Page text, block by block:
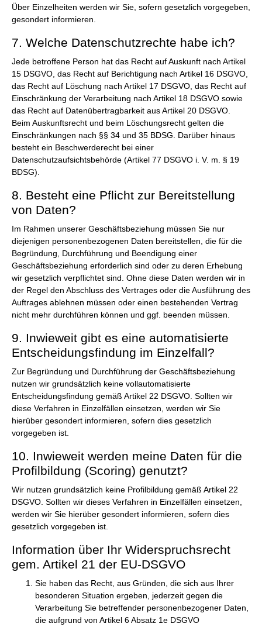
Über Einzelheiten werden wir Sie, sofern gesetzlich vorgegeben,
gesondert informieren.
7. Welche Datenschutzrechte habe ich?
Jede betroffene Person hat das Recht auf Auskunft nach Artikel
15 DSGVO, das Recht auf Berichtigung nach Artikel 16 DSGVO,
das Recht auf Löschung nach Artikel 17 DSGVO, das Recht auf
Einschränkung der Verarbeitung nach Artikel 18 DSGVO sowie
das Recht auf Datenübertragbarkeit aus Artikel 20 DSGVO.
Beim Auskunftsrecht und beim Löschungsrecht gelten die
Einschränkungen nach §§ 34 und 35 BDSG. Darüber hinaus
besteht ein Beschwerderecht bei einer
Datenschutzaufsichtsbehörde (Artikel 77 DSGVO i. V. m. § 19
BDSG).
8. Besteht eine Pflicht zur Bereitstellung
von Daten?
Im Rahmen unserer Geschäftsbeziehung müssen Sie nur
diejenigen personenbezogenen Daten bereitstellen, die für die
Begründung, Durchführung und Beendigung einer
Geschäftsbeziehung erforderlich sind oder zu deren Erhebung
wir gesetzlich verpflichtet sind. Ohne diese Daten werden wir in
der Regel den Abschluss des Vertrages oder die Ausführung des
Auftrages ablehnen müssen oder einen bestehenden Vertrag
nicht mehr durchführen können und ggf. beenden müssen.
9. Inwieweit gibt es eine automatisierte
Entscheidungsfindung im Einzelfall?
Zur Begründung und Durchführung der Geschäftsbeziehung
nutzen wir grundsätzlich keine vollautomatisierte
Entscheidungsfindung gemäß Artikel 22 DSGVO. Sollten wir
diese Verfahren in Einzelfällen einsetzen, werden wir Sie
hierüber gesondert informieren, sofern dies gesetzlich
vorgegeben ist.
10. Inwieweit werden meine Daten für die
Profilbildung (Scoring) genutzt?
Wir nutzen grundsätzlich keine Profilbildung gemäß Artikel 22
DSGVO. Sollten wir dieses Verfahren in Einzelfällen einsetzen,
werden wir Sie hierüber gesondert informieren, sofern dies
gesetzlich vorgegeben ist.
Information über Ihr Widerspruchsrecht
gem. Artikel 21 der EU-DSGVO
Sie haben das Recht, aus Gründen, die sich aus Ihrer
besonderen Situation ergeben, jederzeit gegen die
Verarbeitung Sie betreffender personenbezogener Daten,
die aufgrund von Artikel 6 Absatz 1e DSGVO